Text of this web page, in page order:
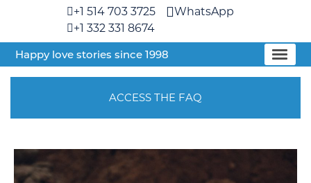
+1 514 703 3725
+1 332 331 8674
WhatsApp
Happy love stories since 1998
ACCESS THE FAQ